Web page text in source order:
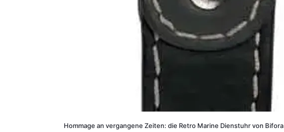
Hommage an vergangene Zeiten: die Retro Marine Dienstuhr von Bifora